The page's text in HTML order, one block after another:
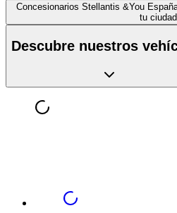
Concesionarios Stellantis &You
tu ciudad
Descubre nuestros